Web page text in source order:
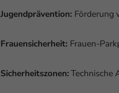
Jugendprävention: Förderung
Frauensicherheit: Frauen-
Sicherheitszonen:Technische